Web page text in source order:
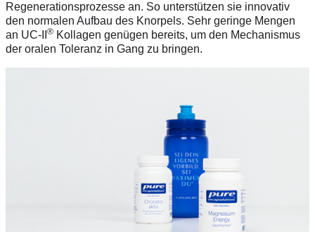
Regenerationsprozesse an. So unterstützen sie innovativ
den normalen Aufbau des Knorpels. Sehr geringe Mengen
an UC-II ® Kollagen genügen bereits, um den Mechanismus
der oralen Toleranz in Gang zu bringen.